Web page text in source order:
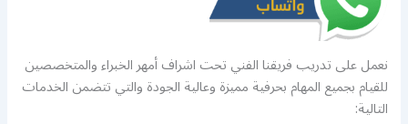
نعمل على تدريب فريقنا الفني تحت اشراف أمهر الخبراء والمتخصصين
للقيام بجميع المهام بحرفية مميزة وعالية الجودة والتي تتضمن الخدمات
التالية: